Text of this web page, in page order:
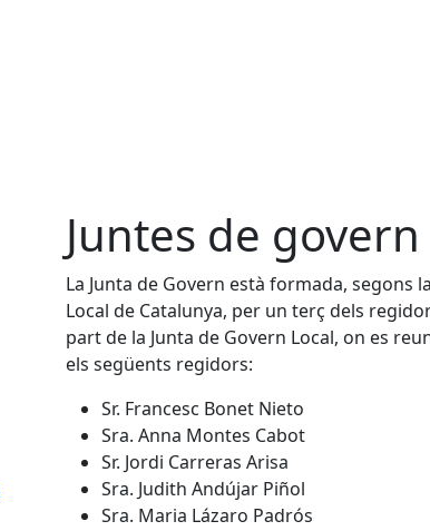
Juntes de govern
La Junta de Govern està formada, segons
Local de Catalunya, per un terç dels
part de la Junta de Govern Local, on es
els següents regidors:
Sr. Francesc Bonet Nieto
Sra. Anna Montes Cabot
Sr. Jordi Carreras Arisa
Sra. Judith Andújar Piñol
Sra. Maria Lázaro Padrós